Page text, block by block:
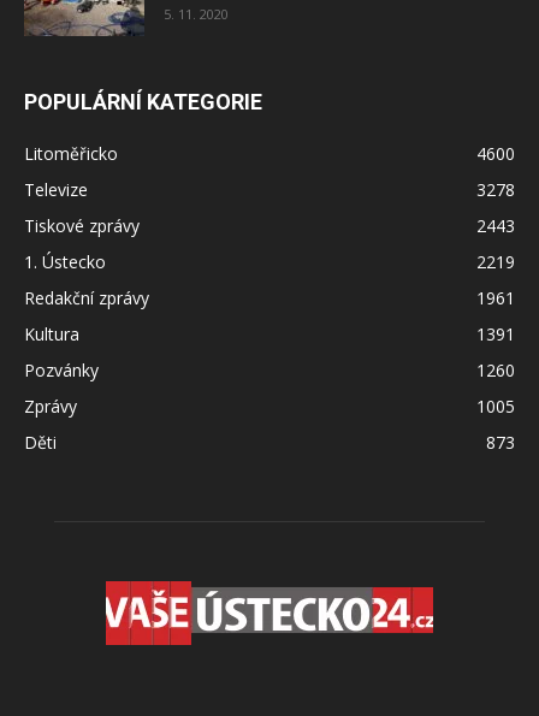
5. 11. 2020
POPULÁRNÍ KATEGORIE
Litoměřicko
4600
Televize
3278
Tiskové zprávy
2443
1. Ústecko
2219
Redakční zprávy
1961
Kultura
1391
Pozvánky
1260
Zprávy
1005
Děti
873